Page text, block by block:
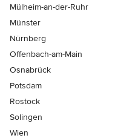
Mülheim-an-der-Ruhr
Münster
Nürnberg
Offenbach-am-Main
Osnabrück
Potsdam
Rostock
Solingen
Wien